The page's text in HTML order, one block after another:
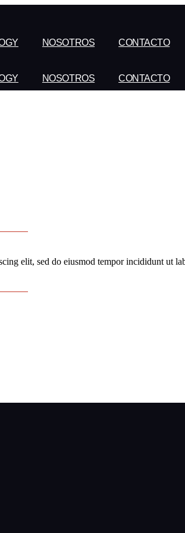
NOSOTROS CONTACTO
NOSOTROS CONTACTO
elit, sed do eiusmod tempor incididunt ut